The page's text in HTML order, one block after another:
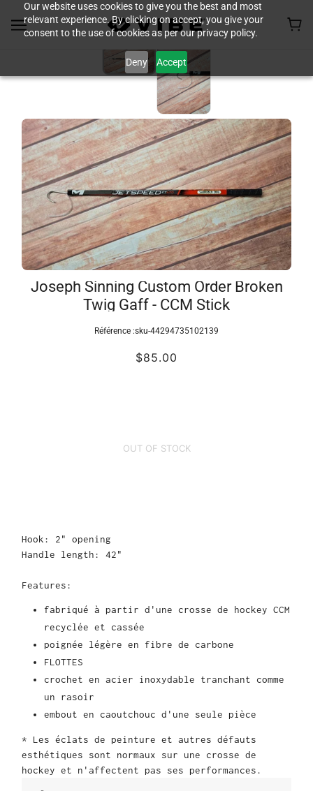
Our website uses cookies to give you the best and most
relevant experience. By clicking on accept, you give your
consent to the use of cookies as per our privacy policy.
Deny Accept
Joseph Sinning Custom Order Broken
Twig Gaff - CCM Stick
Référence :sku-44294735102139
$85.00
OUT OF STOCK
Hook: 2" opening
Handle length: 42"
Features:
fabriqué à partir d'une crosse de hockey CCM
recyclée et cassée
poignée légère en fibre de carbone
FLOTTES
crochet en acier inoxydable tranchant comme
un rasoir
embout en caoutchouc d'une seule pièce
* Les éclats de peinture et autres défauts
esthétiques sont normaux sur une crosse de
hockey et n'affectent pas ses performances.